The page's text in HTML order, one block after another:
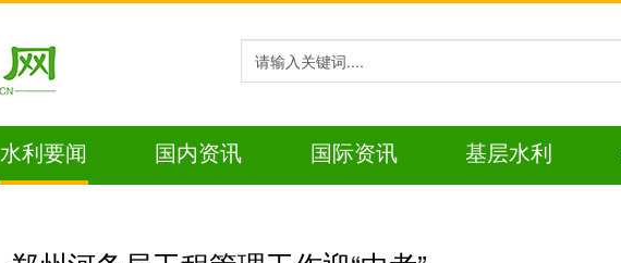
水利要闻 国内资讯 国际资讯 基层水利